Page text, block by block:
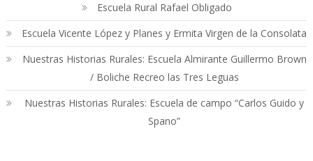
Escuela Rural Rafael Obligado
Escuela Vicente López y Planes y Ermita Virgen de la Consolata
Nuestras Historias Rurales: Escuela Almirante Guillermo Brown
/ Boliche Recreo las Tres Leguas
Nuestras Historias Rurales: Escuela de campo “Carlos Guido y
Spano”